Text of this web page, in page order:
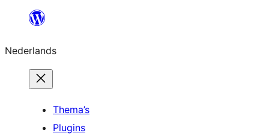
de
inhoud
Nederlands
Thema’s
Plugins